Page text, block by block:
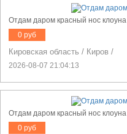
Отдам даром красный нос клоуна
0 руб
Кировская область / Киров /
2026-08-07 21:04:13
Отдам даром красный нос клоуна
0 руб